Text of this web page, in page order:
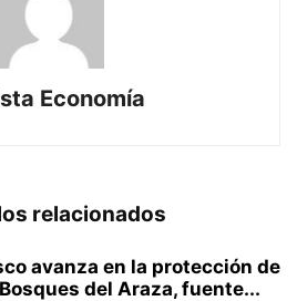
Economía
relacionados
avanza en la protección de
del Araza, fuente...